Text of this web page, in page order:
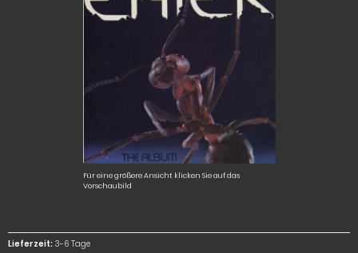
Für eine größere Ansicht klicken Sie auf das
Vorschaubild
Lieferzeit: 3-6 Tage